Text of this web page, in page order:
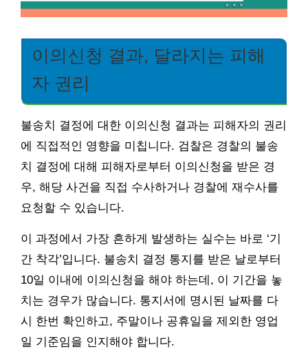
이의신청 결과, 달라지는 피해
자 권리
불송치 결정에 대한 이의신청 결과는 피해자의 권리
에 직접적인 영향을 미칩니다. 검찰은 경찰의 불송
치 결정에 대해 피해자로부터 이의신청을 받은 경
우, 해당 사건을 직접 수사하거나 경찰에 재수사를
요청할 수 있습니다.
이 과정에서 가장 흔하게 발생하는 실수는 바로 ‘기
간 착각’입니다. 불송치 결정 통지를 받은 날로부터
10일 이내에 이의신청을 해야 하는데, 이 기간을 놓
치는 경우가 많습니다. 통지서에 명시된 날짜를 다
시 한번 확인하고, 주말이나 공휴일을 제외한 영업
일 기준임을 인지해야 합니다.